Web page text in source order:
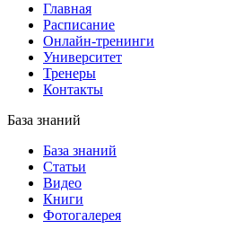
Главная
Расписание
Онлайн-тренинги
Университет
Тренеры
Контакты
База знаний
База знаний
Статьи
Видео
Книги
Фотогалерея